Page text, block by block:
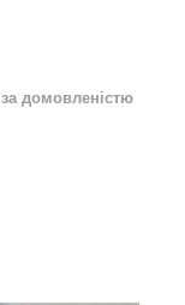
за домовленістю